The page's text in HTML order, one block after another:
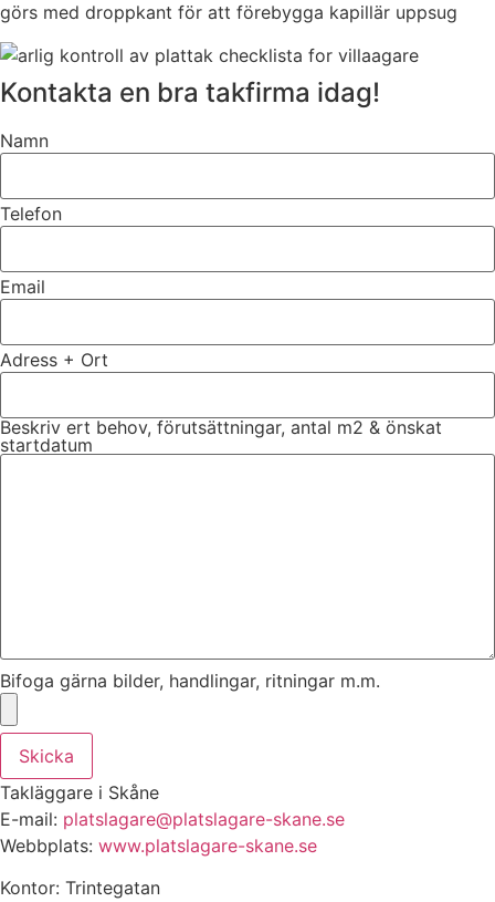
görs med droppkant för att förebygga kapillär uppsug
Kontakta en bra takfirma idag!
Namn
Telefon
Email
Adress + Ort
Beskriv ert behov, förutsättningar, antal m2 & önskat
startdatum
Bifoga gärna bilder, handlingar, ritningar m.m.
Skicka
Takläggare i Skåne
E-mail: platslagare@platslagare-skane.se
Webbplats: www.platslagare-skane.se
Kontor: Trintegatan